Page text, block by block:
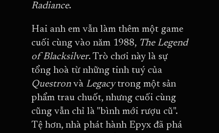
Radiance.
Hai anh em vẫn làm thêm một game
cuối cùng vào năm 1988, The Legend
of Blacksilver. Trò chơi này là sự
tổng hoà từ những tinh tuý của
Questron và Legacytrong một sản
phẩm trau chuốt, nhưng cuối cùng
cũng vẫn chỉ là "bình mới rượu cũ".
Tệ hơn, nhà phát hành Epyx đã phá